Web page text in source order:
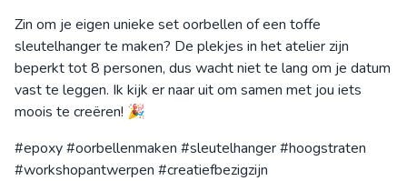
Zin om je eigen unieke set oorbellen of een toffe
sleutelhanger te maken? De plekjes in het atelier zijn
beperkt tot 8 personen, dus wacht niet te lang om je datum
vast te leggen. Ik kijk er naar uit om samen met jou iets
moois te creëren! 🎉
#epoxy #oorbellenmaken #sleutelhanger #hoogstraten
#workshopantwerpen #creatiefbezigzijn